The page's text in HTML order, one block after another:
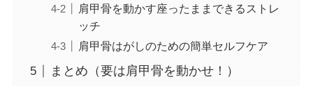
肩甲骨を動かす座ったままできるストレ
ッチ
肩甲骨はがしのための簡単セルフケア
まとめ（要は肩甲骨を動かせ！）